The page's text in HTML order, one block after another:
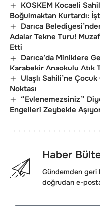
KOSKEM Kocaeli
Boğulmaktan Kurtardı:
Darıca
Adalar Tekne Turu!
Etti
Darıca’da Miniklere
Karabekir Anaokulu Atık
Ulaşlı Sahili’ne
Noktası
“Evlenemezsiniz”
Engelleri Zeybekle
Haber
Gündemden geri
doğrudan e-